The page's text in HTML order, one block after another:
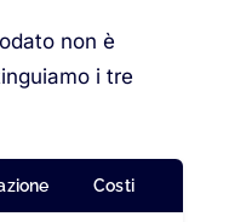
non è
i tre
Costi